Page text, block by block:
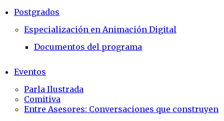
Postgrados
Especialización en Animación Digital
Documentos del programa
Eventos
Parla Ilustrada
Comitiva
Entre Asesores: Conversaciones que construyen